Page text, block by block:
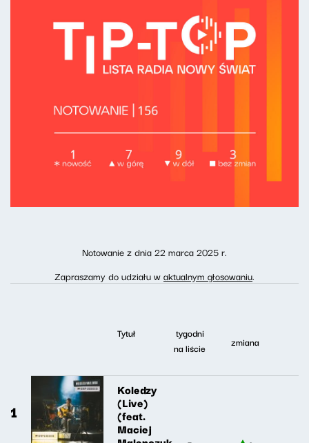
Notowanie z dnia 22 marca 2025 r.
Zapraszamy do udziału waktualnym głosowaniu.
Tytuł
tygodni
na liście
zmiana
1
Koledzy
(Live)
(feat.
Maciej